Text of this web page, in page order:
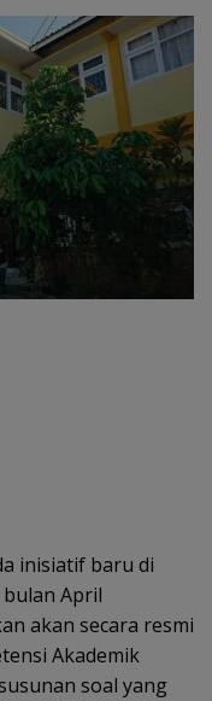
inisiatif baru di
April
akan secara resmi
Akademik
soal yang